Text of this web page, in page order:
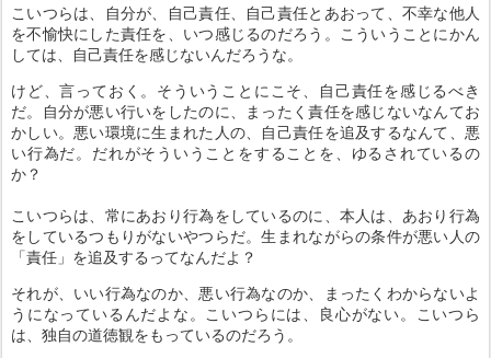
こいつらは、自分が、自己責任、自己責任とあおって、不幸な他人
を不愉快にした責任を、いつ感じるのだろう。こういうことにかん
しては、自己責任を感じないんだろうな。
けど、言っておく。そういうことにこそ、自己責任を感じるべき
だ。自分が悪い行いをしたのに、まったく責任を感じないなんてお
かしい。悪い環境に生まれた人の、自己責任を追及するなんて、悪
い行為だ。だれがそういうことをすることを、ゆるされているの
か？
こいつらは、常にあおり行為をしているのに、本人は、あおり行為
をしているつもりがないやつらだ。生まれながらの条件が悪い人の
「責任」を追及するってなんだよ？
それが、いい行為なのか、悪い行為なのか、まったくわからないよ
うになっているんだよな。こいつらには、良心がない。こいつら
は、独自の道徳観をもっているのだろう。